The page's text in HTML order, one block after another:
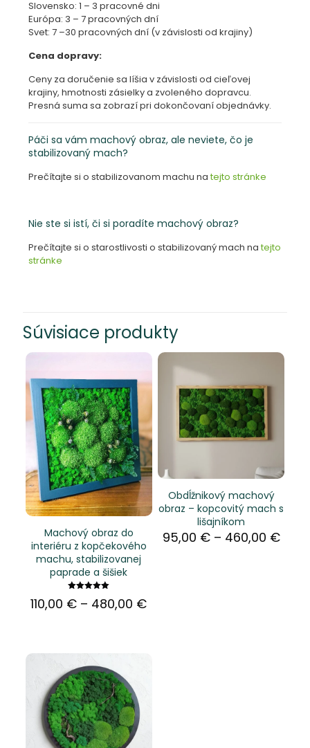
Slovensko: 1 – 3 pracovné dni
Európa: 3 – 7 pracovných dní
Svet: 7 –30 pracovných dní (v závislosti od krajiny)
Cena dopravy:
Ceny za doručenie sa líšia v závislosti od cieľovej
krajiny, hmotnosti zásielky a zvoleného dopravcu.
Presná suma sa zobrazí pri dokončovaní objednávky.
Páči sa vám machový obraz, ale neviete, čo je
stabilizovaný mach?
Prečítajte si o stabilizovanom machu natejto stránke
Nie ste si istí, či si poradíte machový obraz?
Prečítajte si o starostlivosti o stabilizovaný mach natejto
stránke
Súvisiace produkty
Machový obraz do
interiéru z kopčekového
machu, stabilizovanej
paprade a šišiek
5.00
110,00 € – 480,00 €Price
Obdĺžnikový machový
obraz – kopcovitý mach s
lišajníkom
95,00 € – 460,00 €Price